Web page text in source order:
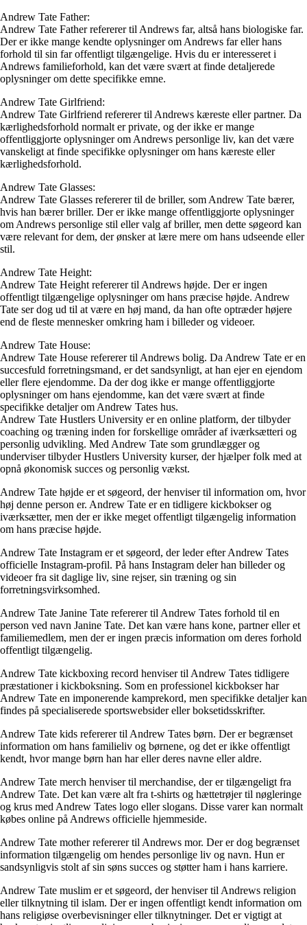
Andrew Tate Father:
Andrew Tate Father refererer til Andrews far, altså hans biologiske far.
Der er ikke mange kendte oplysninger om Andrews far eller hans
forhold til sin far offentligt tilgængelige. Hvis du er interesseret i
Andrews familieforhold, kan det være svært at finde detaljerede
oplysninger om dette specifikke emne.
Andrew Tate Girlfriend:
Andrew Tate Girlfriend refererer til Andrews kæreste eller partner. Da
kærlighedsforhold normalt er private, og der ikke er mange
offentliggjorte oplysninger om Andrews personlige liv, kan det være
vanskeligt at finde specifikke oplysninger om hans kæreste eller
kærlighedsforhold.
Andrew Tate Glasses:
Andrew Tate Glasses refererer til de briller, som Andrew Tate bærer,
hvis han bærer briller. Der er ikke mange offentliggjorte oplysninger
om Andrews personlige stil eller valg af briller, men dette søgeord kan
være relevant for dem, der ønsker at lære mere om hans udseende eller
stil.
Andrew Tate Height:
Andrew Tate Height refererer til Andrews højde. Der er ingen
offentligt tilgængelige oplysninger om hans præcise højde. Andrew
Tate ser dog ud til at være en høj mand, da han ofte optræder højere
end de fleste mennesker omkring ham i billeder og videoer.
Andrew Tate House:
Andrew Tate House refererer til Andrews bolig. Da Andrew Tate er en
succesfuld forretningsmand, er det sandsynligt, at han ejer en ejendom
eller flere ejendomme. Da der dog ikke er mange offentliggjorte
oplysninger om hans ejendomme, kan det være svært at finde
specifikke detaljer om Andrew Tates hus.
Andrew Tate Hustlers University er en online platform, der tilbyder
coaching og træning inden for forskellige områder af iværksætteri og
personlig udvikling. Med Andrew Tate som grundlægger og
underviser tilbyder Hustlers University kurser, der hjælper folk med at
opnå økonomisk succes og personlig vækst.
Andrew Tate højde er et søgeord, der henviser til information om, hvor
høj denne person er. Andrew Tate er en tidligere kickbokser og
iværksætter, men der er ikke meget offentligt tilgængelig information
om hans præcise højde.
Andrew Tate Instagram er et søgeord, der leder efter Andrew Tates
officielle Instagram-profil. På hans Instagram deler han billeder og
videoer fra sit daglige liv, sine rejser, sin træning og sin
forretningsvirksomhed.
Andrew Tate Janine Tate refererer til Andrew Tates forhold til en
person ved navn Janine Tate. Det kan være hans kone, partner eller et
familiemedlem, men der er ingen præcis information om deres forhold
offentligt tilgængelig.
Andrew Tate kickboxing record henviser til Andrew Tates tidligere
præstationer i kickboksning. Som en professionel kickbokser har
Andrew Tate en imponerende kamprekord, men specifikke detaljer kan
findes på specialiserede sportswebsider eller boksetidsskrifter.
Andrew Tate kids refererer til Andrew Tates børn. Der er begrænset
information om hans familieliv og børnene, og det er ikke offentligt
kendt, hvor mange børn han har eller deres navne eller aldre.
Andrew Tate merch henviser til merchandise, der er tilgængeligt fra
Andrew Tate. Det kan være alt fra t-shirts og hættetrøjer til nøgleringe
og krus med Andrew Tates logo eller slogans. Disse varer kan normalt
købes online på Andrews officielle hjemmeside.
Andrew Tate mother refererer til Andrews mor. Der er dog begrænset
information tilgængelig om hendes personlige liv og navn. Hun er
sandsynligvis stolt af sin søns succes og støtter ham i hans karriere.
Andrew Tate muslim er et søgeord, der henviser til Andrews religion
eller tilknytning til islam. Der er ingen offentligt kendt information om
hans religiøse overbevisninger eller tilknytninger. Det er vigtigt at